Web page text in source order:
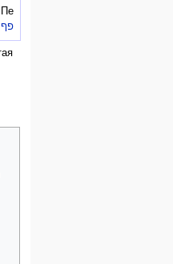
Пе
פף